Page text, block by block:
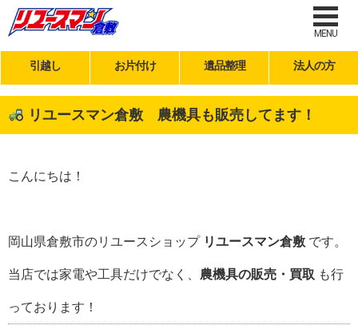
MENU
引越し お片付け 遺品整理 法人の方
リユースマン倉敷 農機具も販売してます！
こんにちは！
岡山県倉敷市のリユースショップ リユースマン倉敷 です。
当店では家電や工具だけでなく、 農機具の販売・買取 も行
っております！